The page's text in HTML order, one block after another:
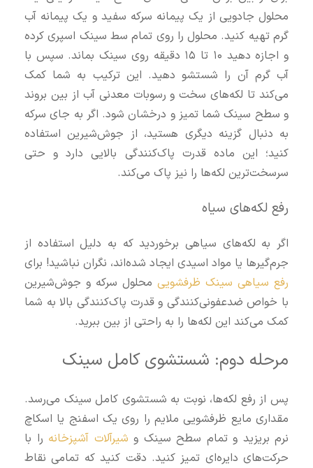
محلول جادویی از یک پیمانه سرکه سفید و یک پیمانه آب
گرم تهیه کنید. محلول را روی تمام سط سینک اسپری کرده
و اجازه دهید ۱۰ تا ۱۵ دقیقه روی سینک بماند. سپس با
آب گرم آن را شستشو دهید. این ترکیب به شما کمک
می‌کند تا لکه‌های سخت و رسوبات معدنی آب از بین بروند
و سطح سینک شما تمیز و درخشان شود. اگر به جای سرکه
به دنبال گزینه دیگری هستید، از جوش‌شیرین استفاده
کنید؛ این ماده قدرت پاک‌کنندگی بالایی دارد و حتی
سرسخت‌ترین لکه‌ها را نیز پاک می‌کند.
رفع لکه‌های سیاه
اگر به لکه‌های سیاهی برخوردید که به دلیل استفاده از
جرم‌گیرها یا مواد اسیدی ایجاد شده‌اند، نگران نباشید! برای
رفع سیاهی سینک ظرفشویی محلول سرکه و جوش‌شیرین
با خواص ضدعفونی‌کنندگی و قدرت پاک‌کنندگی بالا به شما
کمک می‌کند این لکه‌ها را به راحتی از بین ببرید.
مرحله دوم: شستشوی کامل سینک
پس از رفع لکه‌ها، نوبت به شستشوی کامل سینک می‌رسد.
مقداری مایع ظرفشویی ملایم را روی یک اسفنج یا اسکاچ
نرم بریزید و تمام سطح سینک و شیرآلات آشپزخانه را با
حرکت‌های دایره‌ای تمیز کنید. دقت کنید که تمامی نقاط